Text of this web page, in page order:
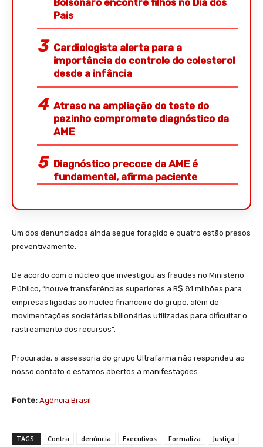
Pais
Cardiologista alerta para a
importância do controle do colesterol
desde a infância
Atraso na ampliação do teste do
pezinho compromete diagnóstico da
AME
Diagnóstico precoce da AME é
fundamental, afirma paciente
Um dos denunciados ainda segue foragido e quatro estão presos
preventivamente.
De acordo com o núcleo que investigou as fraudes no Ministério
Público, “houve transferências superiores a R$ 81 milhões para
empresas ligadas ao núcleo financeiro do grupo, além de
movimentações societárias bilionárias utilizadas para dificultar o
rastreamento dos recursos”.
Procurada, a assessoria do grupo Ultrafarma não respondeu ao
nosso contato e estamos abertos a manifestações.
Fonte: Agência Brasil
TAGS: Contra denúncia Executivos Formaliza
Justiça